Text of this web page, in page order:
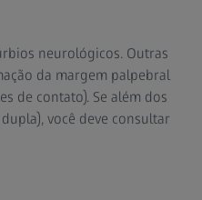
neurológicos. Outras
da margem palpebral
de contato). Se além dos
você deve consultar